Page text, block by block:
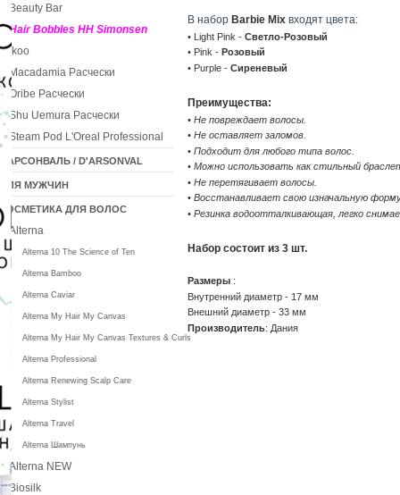
В набор Barbie Mix входят цвета:
• Light Pink - Светло-Розовый
• Pink - Розовый
• Purple - Сиреневый
Преимущества:
• Не повреждает волосы.
• Не оставляет заломов.
• Подходит для любого типа волос.
• Можно использовать как стильный
• Не перетягивает волосы.
• Восстанавливает свою изначальную
• Резинка водоотталкивающая, легко
Набор состоит из 3 шт.
Размеры :
Внутренний диаметр - 17 мм
Внешний диаметр - 33 мм
Производитель: Дания
Beauty Bar
Hair Bobbles HH Simonsen
Ikoo
Macadamia Расчески
Oribe Расчески
Shu Uemura Расчески
Steam Pod L'Oreal Professional
ДАРСОНВАЛЬ / D'ARSONVAL
ДЛЯ МУЖЧИН
КОСМЕТИКА ДЛЯ ВОЛОС
Alterna
Alterna 10 The Science of Ten
Alterna Bamboo
Alterna Caviar
Alterna My Hair My Canvas
Alterna My Hair My Canvas Textures & Curls
Alterna Professional
Alterna Renewing Scalp Care
Alterna Stylist
Alterna Travel
Alterna Шампунь
Alterna NEW
Biosilk